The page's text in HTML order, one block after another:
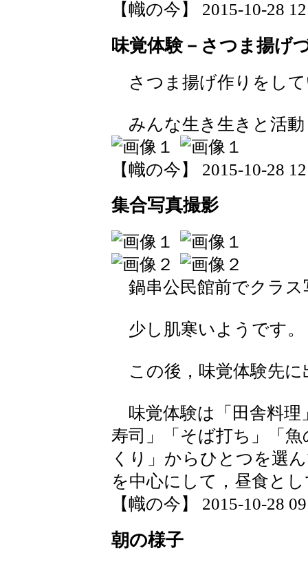
【幟の今】 2015-10-28
味覚体験－さつま揚げ
さつま揚げ作りをして
みんな生き生きと活動
【幟の今】 2015-10-28
集合写真撮影
鍋串公民館前でクラス
少し肌寒いようです。
この後，味覚体験先に
味覚体験は「田舎料理
寿司」「そば打ち」「
くり」からひとつを選
を中心にして，昼食と
【幟の今】 2015-10-28
朝の様子